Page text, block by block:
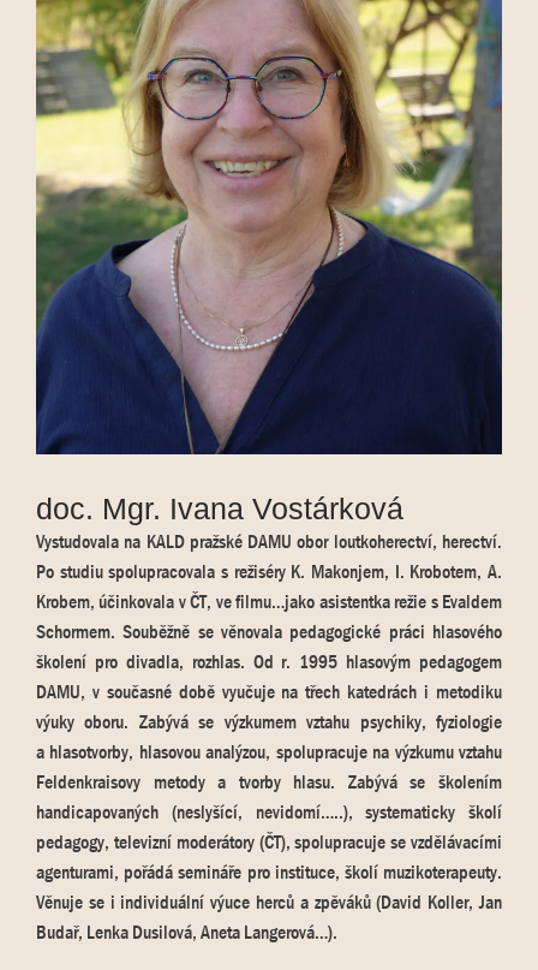
doc. Mgr. Ivana Vostárková
Vystudovala na KALD pražské DAMU obor loutkoherectví, herectví.
Po studiu spolupracovala s režiséry K. Makonjem, I. Krobotem, A.
Krobem, účinkovala v ČT, ve filmu…jako asistentka režie s Evaldem
Schormem. Souběžně se věnovala pedagogické práci hlasového
školení pro divadla, rozhlas. Od r. 1995 hlasovým pedagogem
DAMU, v současné době vyučuje na třech katedrách i metodiku
výuky oboru. Zabývá se výzkumem vztahu psychiky, fyziologie
a hlasotvorby, hlasovou analýzou, spolupracuje na výzkumu vztahu
Feldenkraisovy metody a tvorby hlasu. Zabývá se školením
handicapovaných (neslyšící, nevidomí…..), systematicky školí
pedagogy, televizní moderátory (ČT), spolupracuje se vzdělávacími
agenturami, pořádá semináře pro instituce, školí muzikoterapeuty.
Věnuje se i individuální výuce herců a zpěváků (David Koller, Jan
Budař, Lenka Dusilová, Aneta Langerová…).